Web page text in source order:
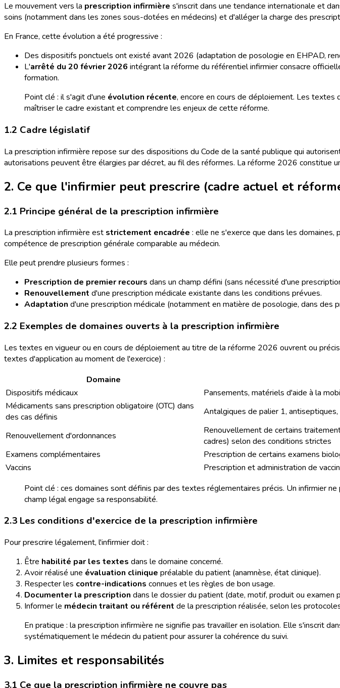
Le mouvement vers la prescription infirmière s'inscrit dans une tendance internationale et
soins (notamment dans les zones sous-dotées en médecins) et d'alléger la charge des
En France, cette évolution a été progressive :
Des dispositifs ponctuels ont existé avant 2026 (adaptation de posologie en EHPAD,
L'arrêté du 20 février 2026 intégrant la réforme du référentiel infirmier consacre
formation.
Point clé : il s'agit d'une évolution récente, encore en cours de déploiement. Les textes
maîtriser le cadre existant et comprendre les enjeux de cette réforme.
1.2 Cadre législatif
La prescription infirmière repose sur des dispositions du Code de la santé publique qui
autorisations peuvent être élargies par décret, au fil des réformes. La réforme 2026 constitue
2. Ce que l'infirmier peut prescrire (cadre actuel et
2.1 Principe général de la prescription infirmière
La prescription infirmière est strictement encadrée : elle ne s'exerce que dans les
compétence de prescription générale comparable au médecin.
Elle peut prendre plusieurs formes :
Prescription de premier recours dans un champ défini (sans nécessité d'une
Renouvellement d'une prescription médicale existante dans les conditions prévues.
Adaptation d'une prescription médicale (notamment en matière de posologie, dans des
2.2 Exemples de domaines ouverts à la prescription infirmière
Les textes en vigueur ou en cours de déploiement au titre de la réforme 2026 ouvrent ou
textes d'application au moment de l'exercice) :
Domaine
Dispositifs médicaux
Pansements, matériels d'aide à la
Médicaments sans prescription obligatoire (OTC) dans
des cas définis
Antalgiques de palier 1,
Renouvellement d'ordonnances
Renouvellement de certains
cadres) selon des conditions strictes
Examens complémentaires
Prescription de certains examens
Vaccins
Prescription et administration de
Point clé : ces domaines sont définis par des textes réglementaires précis. Un infirmier
champ légal engage sa responsabilité.
2.3 Les conditions d'exercice de la prescription infirmière
Pour prescrire légalement, l'infirmier doit :
Être habilité par les textes dans le domaine concerné.
Avoir réalisé une évaluation clinique préalable du patient (anamnèse, état clinique).
Respecter les contre-indications connues et les règles de bon usage.
Documenter la prescription dans le dossier du patient (date, motif, produit ou examen
Informer le médecin traitant ou référent de la prescription réalisée, selon les
En pratique : la prescription infirmière ne signifie pas travailler en isolation. Elle s'inscrit
systématiquement le médecin du patient pour assurer la cohérence du suivi.
3. Limites et responsabilités
3.1 Ce que la prescription infirmière ne couvre pas